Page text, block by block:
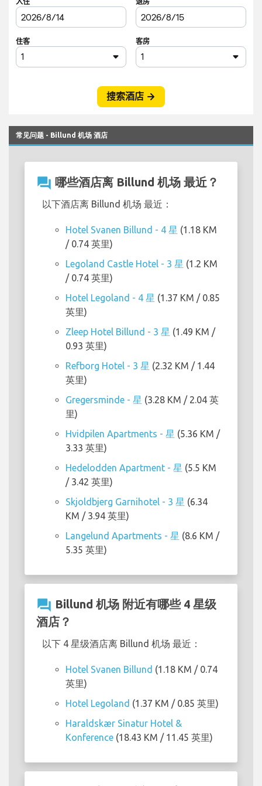
常见问题 - Billund 机场 酒店
question_answer 哪些酒店离 Billund 机场 最近？
以下酒店离 Billund 机场 最近：
Hotel Svanen Billund - 4 星 (1.18 KM
/ 0.74 英里)
Legoland Castle Hotel - 3 星 (1.2 KM
/ 0.74 英里)
Hotel Legoland - 4 星 (1.37 KM / 0.85
英里)
Zleep Hotel Billund - 3 星 (1.49 KM /
0.93 英里)
Refborg Hotel - 3 星 (2.32 KM / 1.44
英里)
Gregersminde - 星 (3.28 KM / 2.04 英
里)
Hvidpilen Apartments - 星 (5.36 KM /
3.33 英里)
Hedelodden Apartment - 星 (5.5 KM
/ 3.42 英里)
Skjoldbjerg Garnihotel - 3 星 (6.34
KM / 3.94 英里)
Langelund Apartments - 星 (8.6 KM /
5.35 英里)
question_answer Billund 机场 附近有哪些 4 星级
酒店？
以下 4 星级酒店离 Billund 机场 最近：
Hotel Svanen Billund (1.18 KM / 0.74
英里)
Hotel Legoland (1.37 KM / 0.85 英里)
Haraldskær Sinatur Hotel &
Konference (18.43 KM / 11.45 英里)